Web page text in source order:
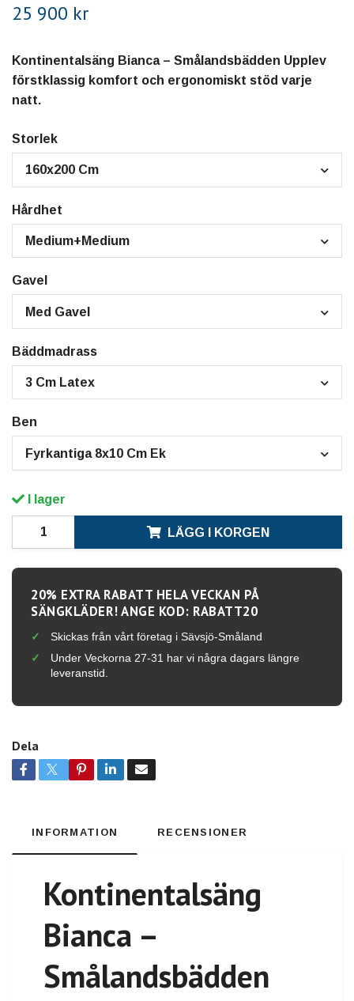
25 900 kr
Kontinentalsäng Bianca – Smålandsbädden Upplev
förstklassig komfort och ergonomiskt stöd varje
natt.
Storlek
160x200 Cm
Hårdhet
Medium+Medium
Gavel
Med Gavel
Bäddmadrass
3 Cm Latex
Ben
Fyrkantiga 8x10 Cm Ek
I lager
LÄGG I KORGEN
20% EXTRA RABATT HELA VECKAN PÅ
SÄNGKLÄDER! ANGE KOD: RABATT20
Skickas från vårt företag i Sävsjö-Småland
Under Veckorna 27-31 har vi några dagars längre
leveranstid.
Dela
INFORMATION RECENSIONER
Kontinentalsäng
Bianca –
Smålandsbädden